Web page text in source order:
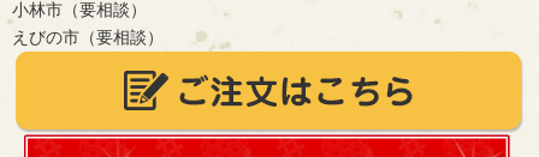
小林市（要相談）
えびの市（要相談）